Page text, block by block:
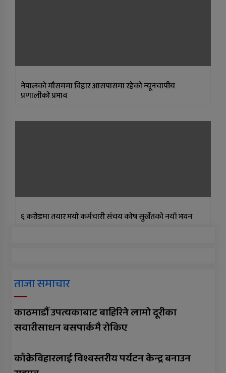
नेपालको मौसममा विहार आसपासमा रहेको न्यूनचापीय
प्रणालीको प्रभाव
६ करोडमा तयार भयो कर्मचारी संचय कोष सुर्खेतकाे नयाँ भवन
ताजा समाचार
काठमाडौं उपत्यकाबाट बाहिरिने लामो दूरीका
सवारीसाधन बसपार्कमै रोकिए
काँक्रेविहारलाई विश्वस्तरीय पर्यटन केन्द्र बनाउन